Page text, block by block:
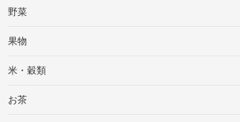
野菜
果物
米・穀類
お茶